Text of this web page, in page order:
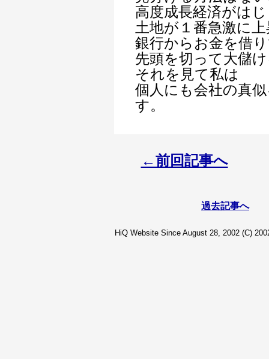
高度成長経済がは
土地が１番急激に
銀行からお金を借
先頭を切って大儲
それを見て私は
個人にも会社の真
す。
←前回記事へ
過去記事へ
HiQ Website Since August 28, 2002 (C)